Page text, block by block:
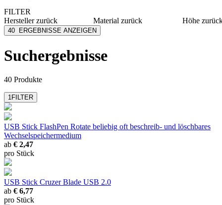
FILTER
Herstellerzurück
Arofol
Fujifilm
Goobay
mehr anzeigen
Material zurück
PVC
Höhe
40 ERGEBNISSE ANZEIGEN
Suchergebnisse
40 Produkte
1FILTER
USB Stick FlashPen Rotate beliebig oft beschreib- und löschbares
Wechselspeichermedium
ab € 2,47
pro Stück
USB Stick Cruzer Blade USB 2.0
ab € 6,77
pro Stück